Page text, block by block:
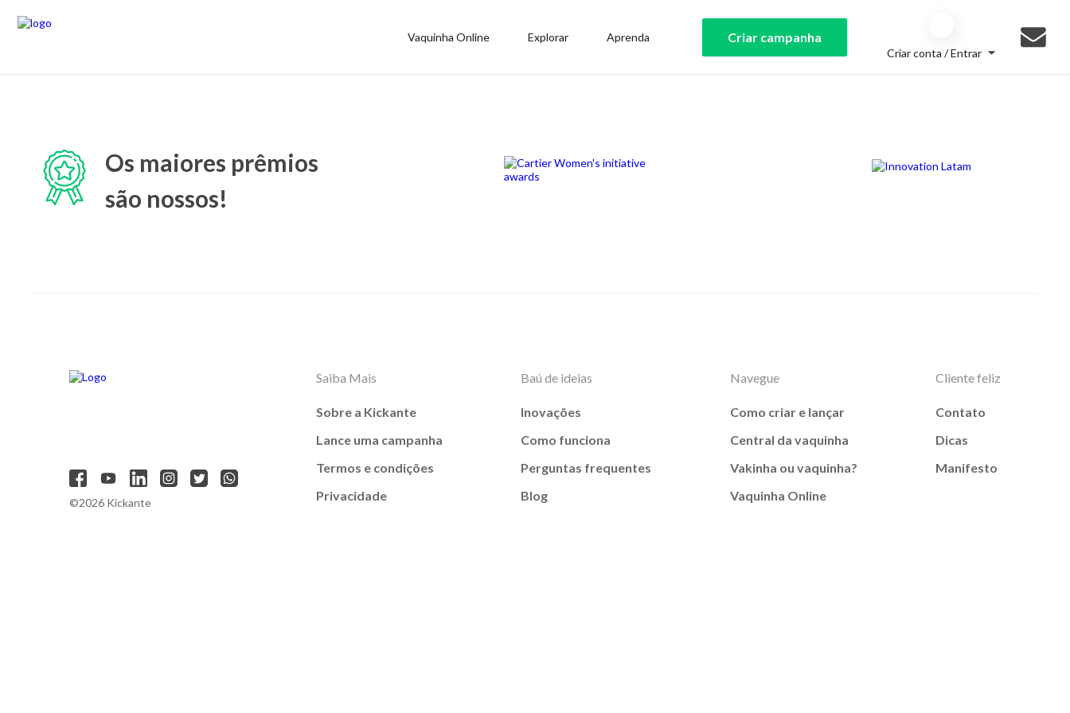
Vaquinha Online Explorar Aprenda Criar campanha
Criar conta / Entrar
Os maiores prêmios
são nossos!
©2026 Kickante
Saiba Mais
Sobre a Kickante
Lance uma campanha
Termos e condições
Privacidade
Baú de ideias
Inovações
Como funciona
Perguntas frequentes
Blog
Navegue
Como criar e lançar
Central da vaquinha
Vakinha ou vaquinha?
Vaquinha Online
Cliente feliz
Contato
Dicas
Manifesto